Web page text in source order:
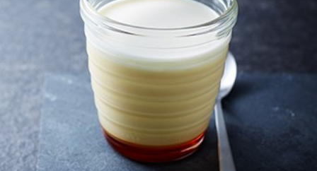
宇治抹茶フィナンシェ
天緑
カスタードプリンé
（エクラ）
プリンブッセ
お濃茶プリン
（京都宇治抹茶使用）